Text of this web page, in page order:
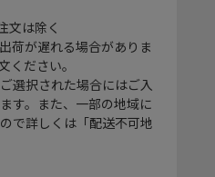
文は除く
荷が遅れる場合がありま
ください。
選択された場合にはご入
す。また、一部の地域に
で詳しくは「配送不可地